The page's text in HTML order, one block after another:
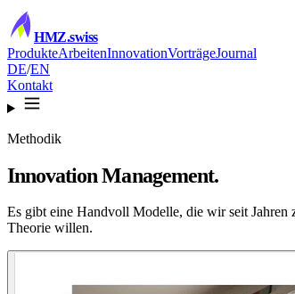
HMZ.swiss
ProdukteArbeitenInnovationVorträgeJournal
DE/EN
Kontakt
Methodik
InnovationManagement.
Es gibt eine Handvoll Modelle, die wir seit Jahren
Theorie willen.